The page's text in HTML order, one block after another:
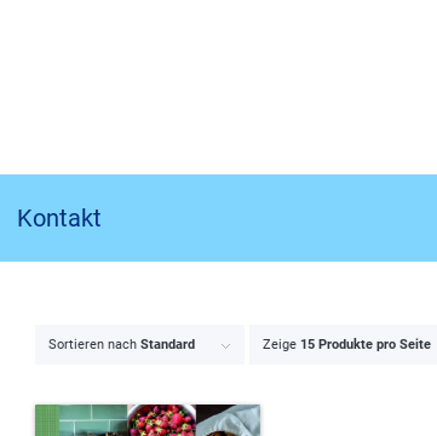
Kontakt
Sortieren nach Standard Zeige 15 Produkte pro Seite